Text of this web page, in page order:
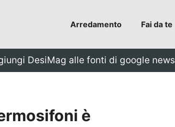
Arredamento Fai da te
DesiMag alle fonti di google news
è